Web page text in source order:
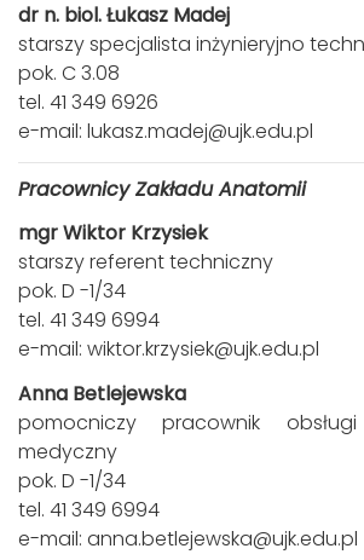
dr n. biol. Łukasz Madej
starszy specjalista inżynieryjno
pok. C 3.08
tel. 41 349 6926
e-mail: lukasz.madej@ujk.edu.pl
Pracownicy Zakładu Anatomii
mgr Wiktor Krzysiek
starszy referent techniczny
pok. D -1/34
tel. 41 349 6994
e-mail: wiktor.krzysiek@ujk.edu.pl
Anna Betlejewska
pomocniczy pracownik
medyczny
pok. D -1/34
tel. 41 349 6994
e-mail: anna.betlejewska@ujk.edu.pl